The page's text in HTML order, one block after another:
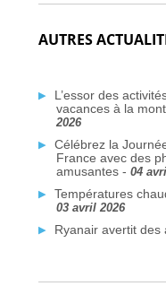
AUTRES
L’essor des
vacances à la
2026
Célébrez la
France avec des
amusantes - 04
Températures
03 avril 2026
Ryanair avertit des
Plus de traversées